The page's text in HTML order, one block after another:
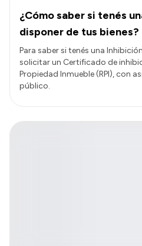
¿Cómo saber si tenés
disponer de tus bienes?
Para saber si tenés una
solicitar un Certificado de
Propiedad Inmueble (RPI), con
público.